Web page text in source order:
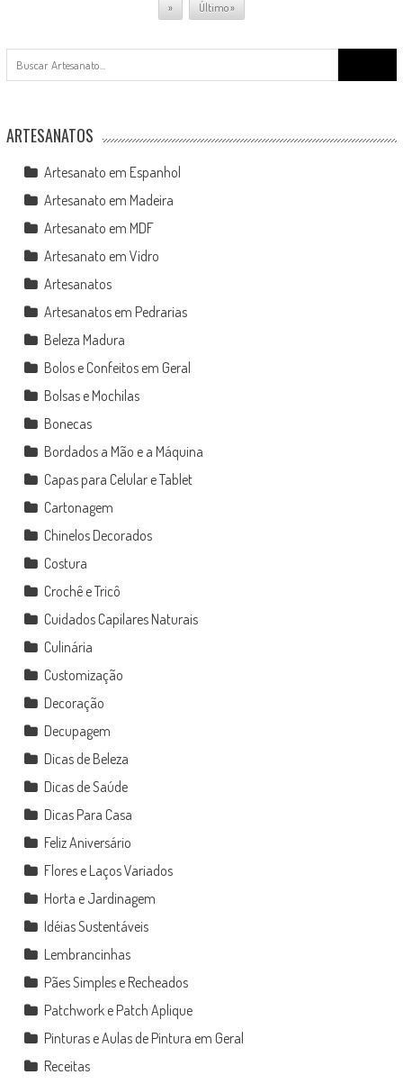
» Último »
for:
ARTESANATOS
Artesanato em Espanhol
Artesanato em Madeira
Artesanato em MDF
Artesanato em Vidro
Artesanatos
Artesanatos em Pedrarias
Beleza Madura
Bolos e Confeitos em Geral
Bolsas e Mochilas
Bonecas
Bordados a Mão e a Máquina
Capas para Celular e Tablet
Cartonagem
Chinelos Decorados
Costura
Crochê e Tricô
Cuidados Capilares Naturais
Culinária
Customização
Decoração
Decupagem
Dicas de Beleza
Dicas de Saúde
Dicas Para Casa
Feliz Aniversário
Flores e Laços Variados
Horta e Jardinagem
Idéias Sustentáveis
Lembrancinhas
Pães Simples e Recheados
Patchwork e Patch Aplique
Pinturas e Aulas de Pintura em Geral
Receitas